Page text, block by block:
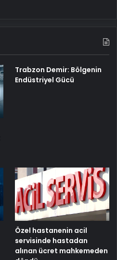
Trabzon Demir: Bölgenin
Endüstriyel Gücü
Özel hastanenin acil
servisinde hastadan
alınan ücret mahkemeden